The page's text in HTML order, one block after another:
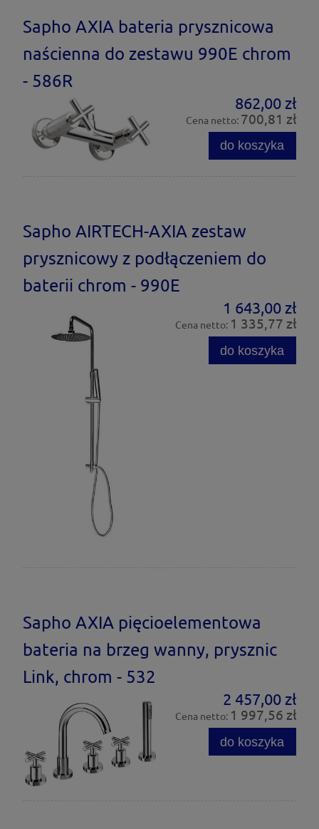
Sapho AXIA bateria prysznicowa
naścienna do zestawu 990E chrom
- 586R
862,00 zł
Cena netto: 700,81 zł
do koszyka
Sapho AIRTECH-AXIA zestaw
prysznicowy z podłączeniem do
baterii chrom - 990E
1 643,00 zł
Cena netto: 1 335,77 zł
do koszyka
Sapho AXIA pięcioelementowa
bateria na brzeg wanny, prysznic
Link, chrom - 532
2 457,00 zł
Cena netto: 1 997,56 zł
do koszyka